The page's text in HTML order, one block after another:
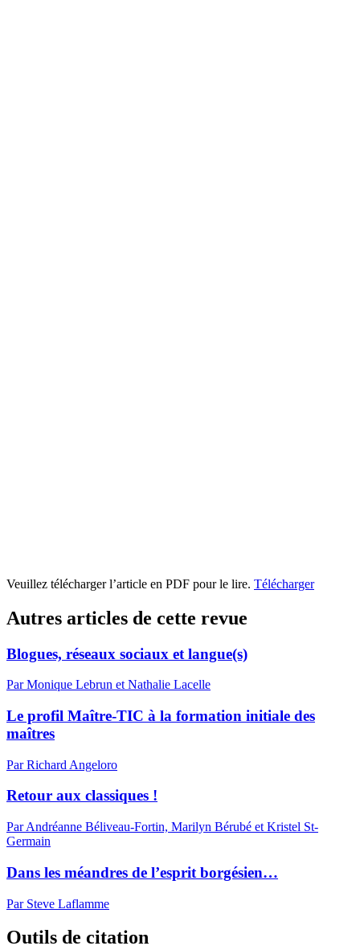
Veuillez télécharger l’article en PDF pour le lire. Télécharger
Autres articles de cette revue
Blogues, réseaux sociaux et langue(s)
Par Monique Lebrun et Nathalie Lacelle
Le profil Maître-TIC à la formation initiale des
maîtres
Par Richard Angeloro
Retour aux classiques !
Par Andréanne Béliveau-Fortin, Marilyn Bérubé et Kristel St-
Germain
Dans les méandres de l’esprit borgésien…
Par Steve Laflamme
Outils de citation